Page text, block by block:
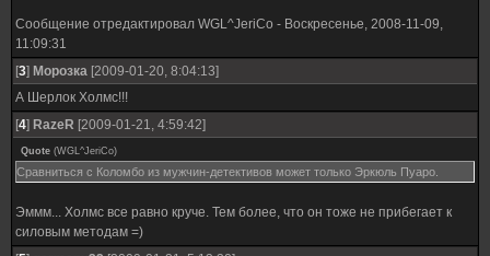
Сообщение отредактировал WGL^JeriCo - Воскресенье, 2008-11-09,
11:09:31
[3] Морозка [2009-01-20, 8:04:13]
А Шерлок Холмс!!!
[4] RazeR [2009-01-21, 4:59:42]
Quote (WGL^JeriCo)
Сравниться с Коломбо из мужчин-детективов может только Эркюль Пуаро.
Эммм... Холмс все равно круче. Тем более, что он тоже не прибегает к
силовым методам =)